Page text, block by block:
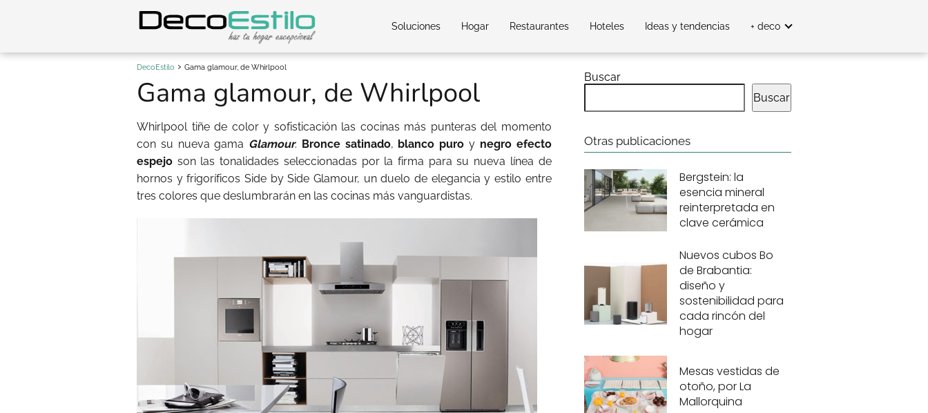
Soluciones Hogar Restaurantes Hoteles Ideas y tendencias + deco
DecoEstilo Gama glamour, de Whirlpool
Gama glamour, de Whirlpool
Whirlpool tiñe de color y sofisticación las cocinas más punteras del momento
con su nueva gama Glamour. Bronce satinado, blanco puro y negro efecto
espejo son las tonalidades seleccionadas por la firma para su nueva línea de
hornos y frigoríficos Side by Side Glamour, un duelo de elegancia y estilo entre
tres colores que deslumbrarán en las cocinas más vanguardistas.
Buscar
Buscar
Otras publicaciones
Bergstein: la
esencia mineral
reinterpretada en
clave cerámica
Nuevos cubos Bo
de Brabantia:
diseño y
sostenibilidad para
cada rincón del
hogar
Mesas vestidas de
otoño, por La
Mallorquina